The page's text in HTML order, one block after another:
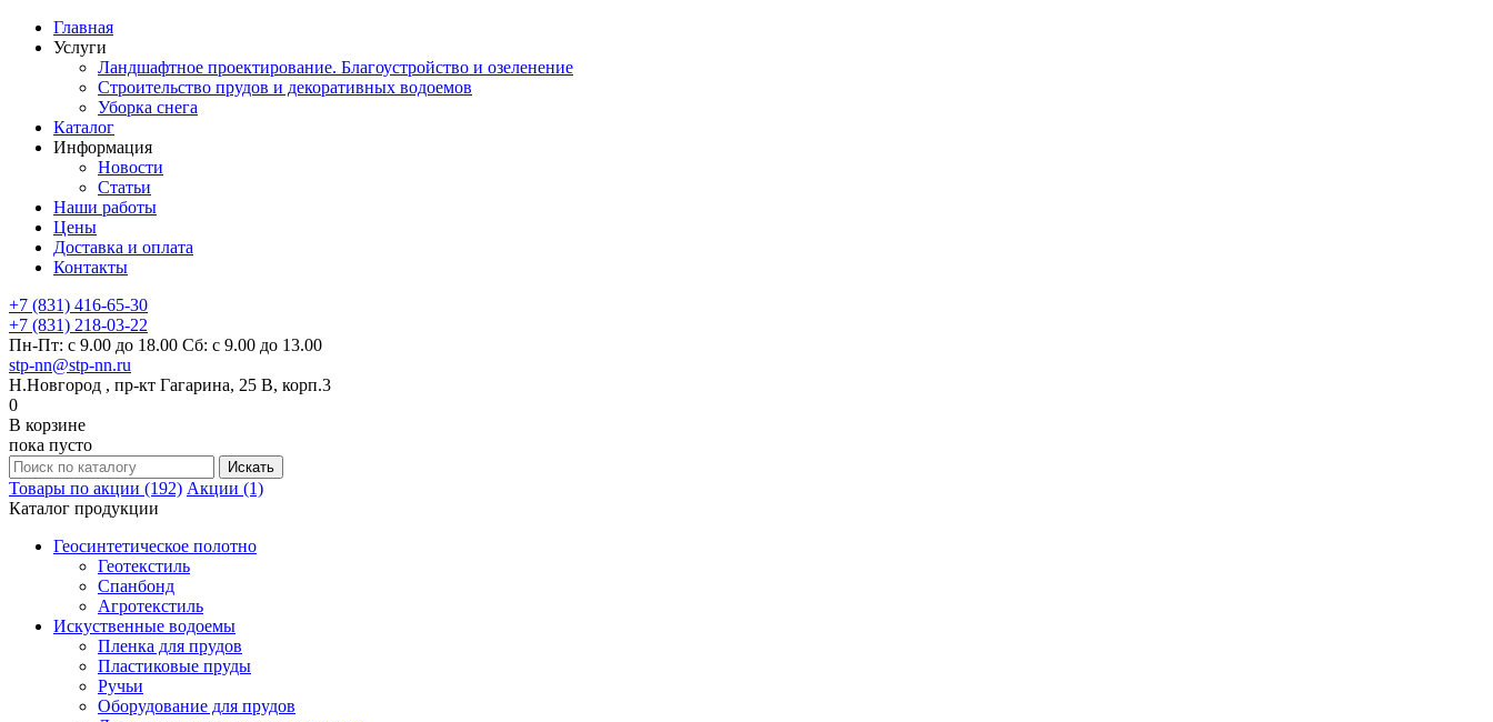
Главная
Услуги
Ландшафтное проектирование. Благоустройство и озеленение
Строительство прудов и декоративных водоемов
Уборка снега
Каталог
Информация
Новости
Статьи
Наши работы
Цены
Доставка и оплата
Контакты
+7 (831) 416-65-30
+7 (831) 218-03-22
Пн-Пт: с 9.00 до 18.00 Сб: с 9.00 до 13.00
stp-nn@stp-nn.ru
Н.Новгород , пр-кт Гагарина, 25 В, корп.3
0
В корзине
пока пусто
Товары по акции (192) Акции (1)
Каталог продукции
Геосинтетическое полотно
Геотекстиль
Спанбонд
Агротекстиль
Искуственные водоемы
Пленка для прудов
Пластиковые пруды
Ручьи
Оборудование для прудов